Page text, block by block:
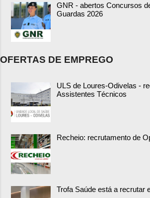
GNR - abertos Concursos
Guardas 2026
OFERTAS DE EMPREGO
ULS de Loures-Odivelas -
Assistentes Técnicos
Recheio: recrutamento de
Trofa Saúde está a recrutar